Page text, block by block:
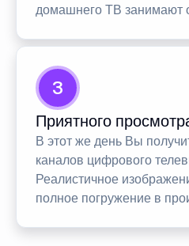
домашнего ТВ занимают
3
Приятного
В этот же день Вы
каналов цифрового
Реалистичное
полное погружение в